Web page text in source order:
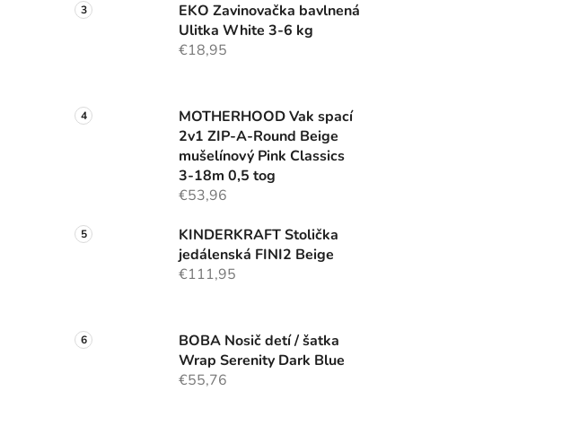
EKO Zavinovačka bavlnená
Ulitka White 3-6 kg
€18,95
MOTHERHOOD Vak spací
2v1 ZIP-A-Round Beige
mušelínový Pink Classics
3-18m 0,5 tog
€53,96
KINDERKRAFT Stolička
jedálenská FINI2 Beige
€111,95
BOBA Nosič detí / šatka
Wrap Serenity Dark Blue
€55,76